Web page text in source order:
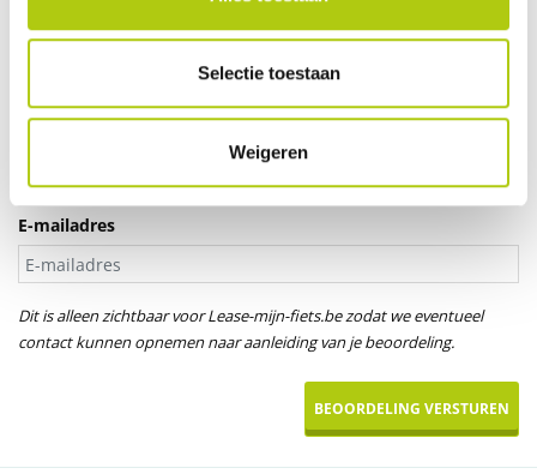
Selectie toestaan
Weigeren
Aanspreektitel *
Uw naam
E-mailadres
Dit is alleen zichtbaar voor Lease-mijn-fiets.be zodat we eventueel
contact kunnen opnemen naar aanleiding van je beoordeling.